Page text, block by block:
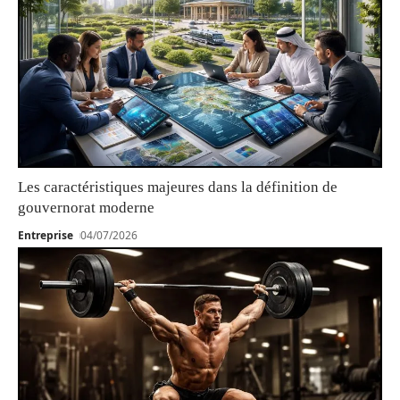
Les caractéristiques majeures dans la définition de
gouvernorat moderne
Entreprise 04/07/2026